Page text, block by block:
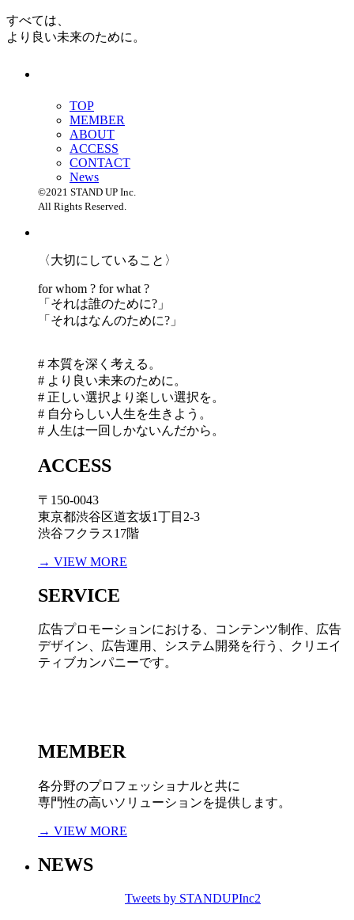
すべては、
より良い未来のために。
TOP
MEMBER
ABOUT
ACCESS
CONTACT
News
©2021 STAND UP Inc.
All Rights Reserved.
〈大切にしていること〉
for whom ? for what ?
「 それは誰のために?」
「 それはなんのために?」
# 本質を深く考える。
# より良い未来のために。
# 正しい選択より楽しい選択を。
# 自分らしい人生を生きよう。
# 人生は一回しかないんだから。
ACCESS
〒150-0043
東京都渋谷区道玄坂1丁目2-3
渋谷フクラス17階
→ VIEW MORE
SERVICE
広告プロモーションにおける、コンテンツ制作、広告
デザイン、広告運用、システム開発を行う、
クリエイ
ティブカンパニーです。
MEMBER
各分野のプロフェッショナルと共に
専門性の高いソリューションを提供します。
→ VIEW MORE
NEWS
Tweets by STANDUPInc2